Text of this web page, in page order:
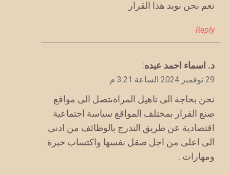
نعم نحن نويد هذا القرار
Reply
يقول
د. اسماء احمد عبده:
29 نوفمبر 2024 الساعة 3:21 م
نحن بحاجة الى تاهيل المراةىتصل الى مواقع
صنع القرار بمختلف المواقع سياسة اجتماعية
اقتصادية عن طريق التدرج بالوظائف من ادنى
الى اعلى من اجل صقل نفسها واكتساب خبرة
ومهارات .